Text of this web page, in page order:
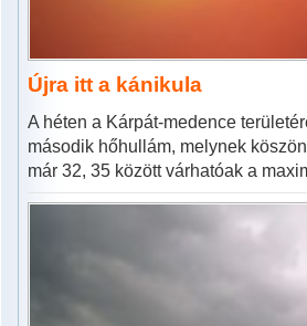
Újra itt a kánikula
A héten a Kárpát-medence
második hőhullám, melynek
már 32, 35 között várhatóak a